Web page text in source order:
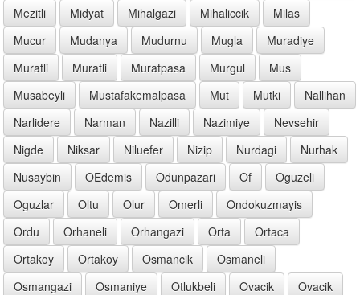
Mezitli
Midyat Mihalgazi Mihaliccik
Milas
Mucur
Mudanya Mudurnu Mugla
Muradiye
Muratli
Muratli Muratpasa Murgul
Mus
Musabeyli
Mustafakemalpasa Mut Mutki
Nallihan
Narlidere
Narman Nazilli Nazimiye
Nevsehir
Nigde
Niksar Niluefer Nizip Nurdagi
Nurhak
Nusaybin
OEdemis Odunpazari Of
Oguzeli
Oguzlar
Oltu Olur Omerli
Ondokuzmayis
Ordu
Orhaneli Orhangazi Orta
Ortaca
Ortakoy
Ortakoy Osmancik
Osmaneli
Osmangazi
Osmaniye Otlukbeli Ovacik
Ovacik